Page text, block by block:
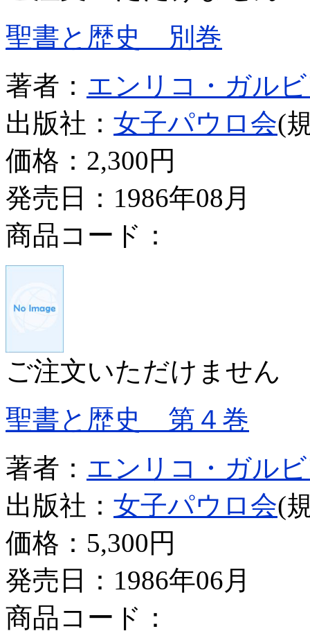
聖書と歴史 別巻
著者： エンリコ・ガル
出版社： 女子パウロ会(
価格： 2,300円
発売日：1986年08月
商品コード：
ご注文いただけません
聖書と歴史 第４巻
著者： エンリコ・ガル
出版社： 女子パウロ会(
価格： 5,300円
発売日：1986年06月
商品コード：